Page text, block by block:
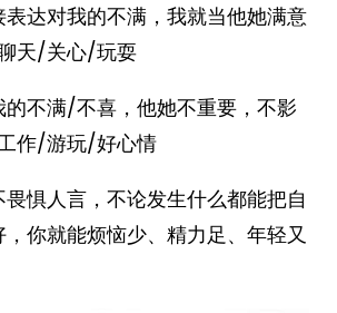
达对我的不满，我就当他她满意
天/关心/玩耍
不满/不喜，他她不重要，不影
作/游玩/好心情
惧人言，不论发生什么都能把自
你就能烦恼少、精力足、年轻又